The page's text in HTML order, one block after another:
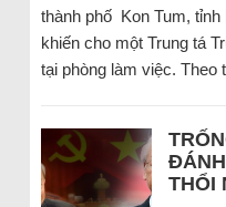
thành phố Kon Tum,
khiến cho một Trung tá
tại phòng làm việc. Theo
THỔI